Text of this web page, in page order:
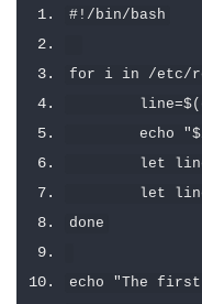
#!/bin/bash
for i in /etc/
        line
=$(
        echo
let
let
done
echo
"The